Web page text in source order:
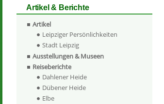
Artikel & Berichte
Artikel
Leipziger Persönlichkeiten
Stadt Leipzig
Ausstellungen & Museen
Reiseberichte
Dahlener Heide
Dübener Heide
Elbe